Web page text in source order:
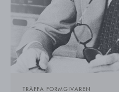
TRÄFFA FORMGIVAREN